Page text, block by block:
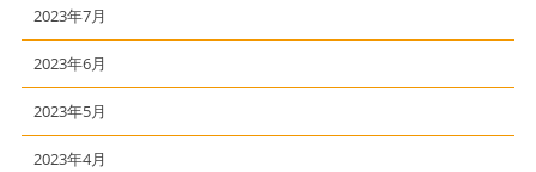
2023年7月
2023年6月
2023年5月
2023年4月